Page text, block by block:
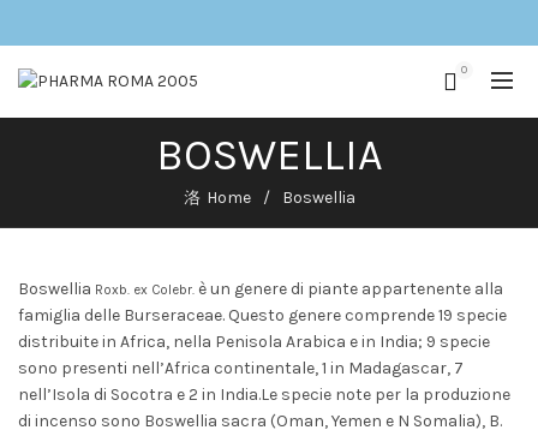
0
BOSWELLIA
Home Boswellia
Boswellia Roxb. ex Colebr. è un genere di piante appartenente alla
famiglia delle Burseraceae. Questo genere comprende 19 specie
distribuite in Africa, nella Penisola Arabica e in India; 9 specie
sono presenti nell’Africa continentale, 1 in Madagascar, 7
nell’Isola di Socotra e 2 in India.Le specie note per la produzione
di incenso sono Boswellia sacra (Oman, Yemen e N Somalia), B.